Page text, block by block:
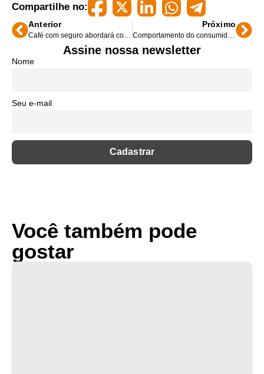
Compartilhe no:
Anterior
Café com seguro abordará como tema legislação ambiental
Próximo
Comportamento do consumidor é tema do Simplo 2019
Assine nossa newsletter
Nome
Seu e-mail
Você também pode
gostar